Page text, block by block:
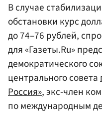
В случае
обстановки курс
до 74–76 рублей,
для «Газеты.Ru»
демократического
центрального совета
Россия», экс-член
по международным